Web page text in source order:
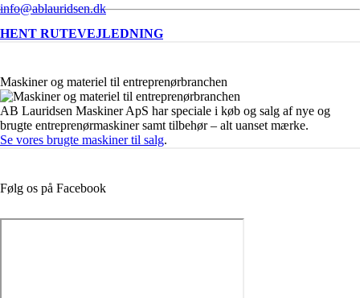
info@ablauridsen.dk
HENT RUTEVEJLEDNING
Maskiner og materiel til entreprenørbranchen
AB Lauridsen Maskiner ApS har speciale i køb og salg af nye og
brugte entreprenørmaskiner samt tilbehør – alt uanset mærke.
Se vores brugte maskiner til salg.
Følg os på Facebook